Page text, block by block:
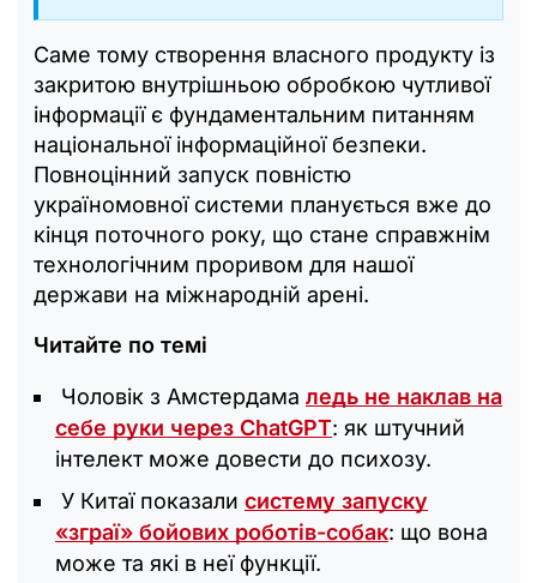
Саме тому створення власного продукту із
закритою внутрішньою обробкою чутливої
інформації є фундаментальним питанням
національної інформаційної безпеки.
Повноцінний запуск повністю
україномовної системи планується вже до
кінця поточного року, що стане справжнім
технологічним проривом для нашої
держави на міжнародній арені.
Читайте по темі
Чоловік з Амстердама ледь не наклав на
себе руки через ChatGPT: як штучний
інтелект може довести до психозу.
У Китаї показали систему запуску
«зграї» бойових роботів-собак: що вона
може та які в неї функції.